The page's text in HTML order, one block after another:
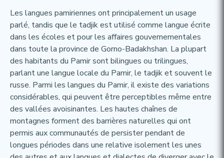
Les langues pamiriennes ont principalement un usage
parlé, tandis que le tadjik est utilisé comme langue écrite
dans les écoles et pour les affaires gouvernementales
dans toute la province de Gorno-Badakhshan. La plupart
des habitants du Pamir sont bilingues ou trilingues,
parlant une langue locale du Pamir, le tadjik et souvent le
russe. Parmi les langues du Pamir, il existe des variations
considérables, qui peuvent être perceptibles même entre
des vallées avoisinantes. Les hautes chaînes de
montagnes forment des barrières naturelles qui ont
permis aux communautés de persister pendant de
longues périodes dans une relative isolement les unes